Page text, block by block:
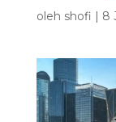
oleh shofi | 8